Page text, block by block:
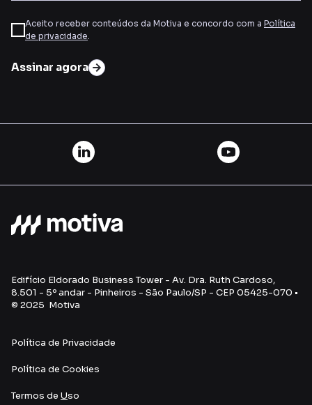
Aceito receber conteúdos da Motiva e concordo com a Política
de privacidade.
Assinar agora
Edifício Eldorado Business Tower - Av. Dra. Ruth Cardoso,
8.501 - 5º andar - Pinheiros - São Paulo/SP - CEP 05425-070 •
© 2025 Motiva
Política de Privacidade
Política de Cookies
Termos de Uso